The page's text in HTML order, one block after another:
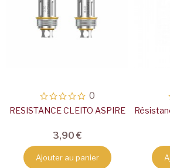
0
RESISTANCE CLEITO ASPIRE
3,90 €
Ajouter au panier